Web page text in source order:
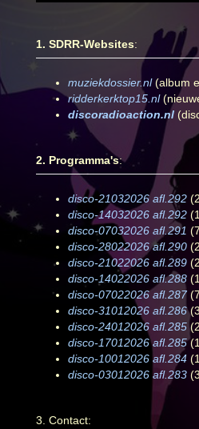
1. SDRR-Websites:
muziekdossier.nl(album
ridderkerktop15.nl
discoradioaction.nl
2. Programma's:
disco-21032026 afl.292
disco-14032026 afl.292
disco-07032026 afl.291
disco-28022026 afl.290
disco-21022026 afl.289
disco-14022026 afl.288
disco-07022026 afl.287
disco-31012026 afl.286
disco-24012026 afl.285
disco-17012026 afl.285
disco-10012026 afl.284
disco-03012026 afl.283
3. Contact: